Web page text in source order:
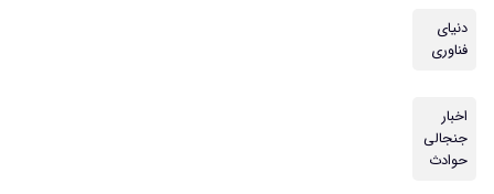
دنیای
فناوری
اخبار
جنجالی
حوادث